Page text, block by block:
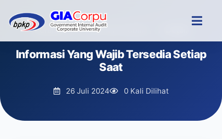
Beranda / Informasi Publik
Informasi Yang Wajib Tersedia Setiap
Saat
26 Juli 2024 0 Kali Dilihat